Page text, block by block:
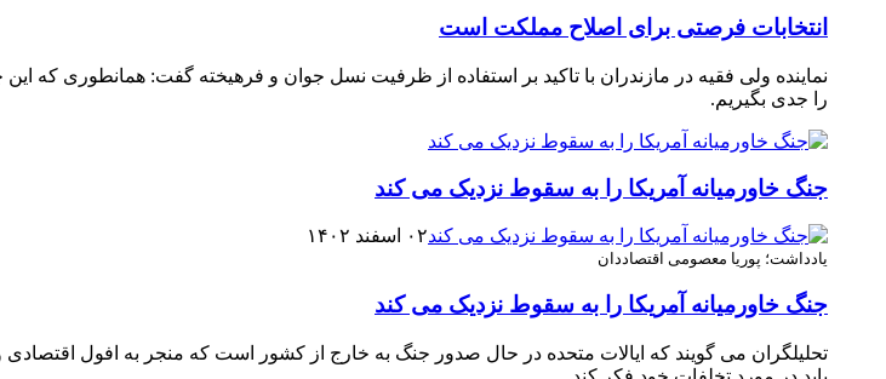
انتخابات فرصتی برای اصلاح مملکت است
نماینده ولی فقیه در مازندران با تاکید بر استفاده از ظرفیت نسل جوان و فرهیخته گفت: همانطوری
را جدی بگیریم.
جنگ خاورمیانه آمریکا را به سقوط نزدیک می کند
۰۲ اسفند ۱۴۰۲
یادداشت؛ پوریا معصومی اقتصاددان
جنگ خاورمیانه آمریکا را به سقوط نزدیک می کند
تحلیلگران می گویند که ایالات متحده در حال صدور جنگ به خارج از کشور است که منجر به افول